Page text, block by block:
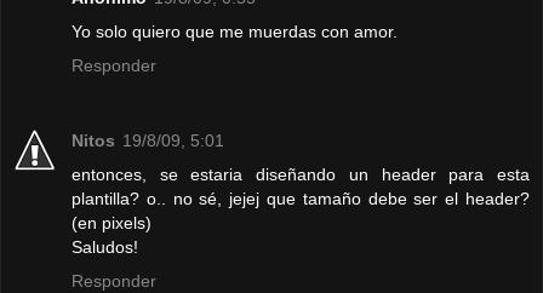
Yo solo quiero que me muerdas con amor.
Responder
Nitos 19/8/09, 5:01
entonces, se estaria diseñando un header para esta
plantilla? o.. no sé, jejej que tamaño debe ser el header?
(en pixels)
Saludos!
Responder